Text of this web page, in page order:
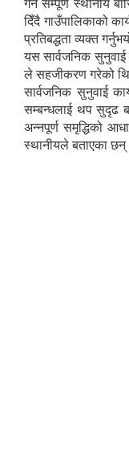
गर्ने सम्पूर्ण स्थानीय
दिँदै गाउँपालिकाको
प्रतिबद्धता व्यक्त
यस सार्वजनिक सुनुवाई
ले सहजीकरण गरेको
सार्वजनिक सुनुवाई
सम्बन्धलाई थप सुदृढ
अन्नपूर्ण समृद्धिको
स्थानीयले बताएका छन्